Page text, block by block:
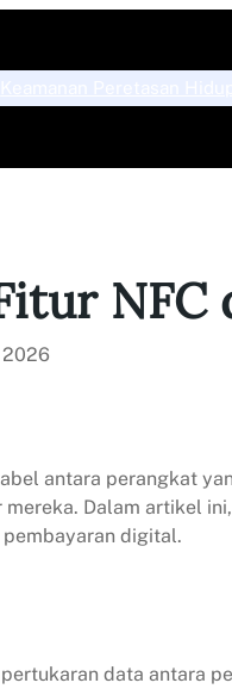
NFC
2026
antara perangkat
Dalam artikel
digital.
data antara